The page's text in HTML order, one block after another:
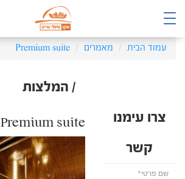
עמוד הבית מאמרים Premium suite
/ המלצות
צרו עימנו
קשר
Premium suite